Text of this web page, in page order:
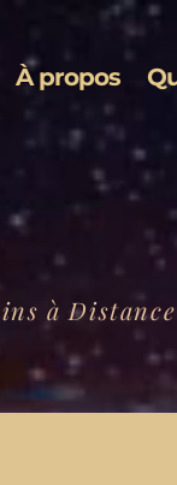
À propos
à Distance